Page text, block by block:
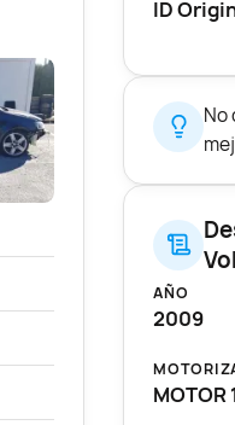
ID
No
AÑO
2009
MOTOR